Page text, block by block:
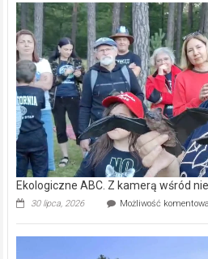
Ekologiczne ABC. Z kamerą wśród
30 lipca, 2026 Możliwość